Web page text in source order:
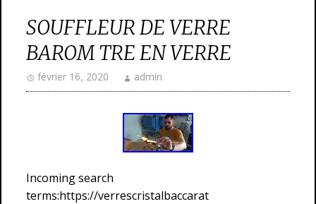
SOUFFLEUR DE VERRE
BAROM TRE EN VERRE
février 16, 2020 admin
Incoming search
terms:https://verrescristalbaccarat